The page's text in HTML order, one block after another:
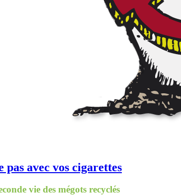
pas avec vos cigarettes
vie des mégots recyclés